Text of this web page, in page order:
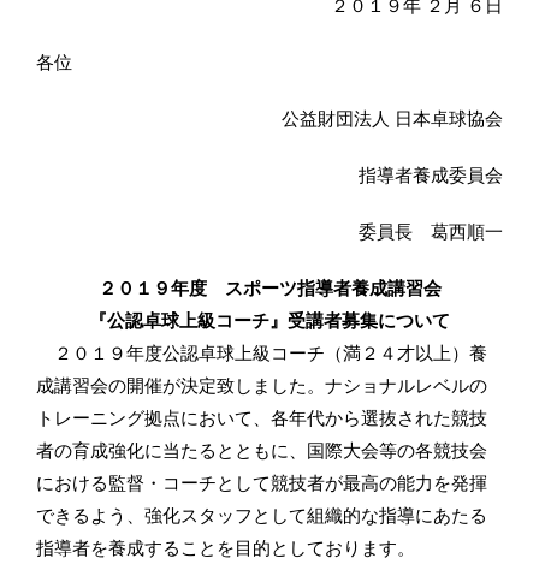
２０１９年 ２月 ６日
各位
公益財団法人 日本卓球協会
指導者養成委員会
委員長 葛西順一
２０１９年度 スポーツ指導者養成講習会
『公認卓球上級コーチ』受講者募集について
２０１９年度公認卓球上級コーチ（満２４才以上）養
成講習会の開催が決定致しました。ナショナルレベルの
トレーニング拠点において、各年代から選抜された競技
者の育成強化に当たるとともに、国際大会等の各競技会
における監督・コーチとして競技者が最高の能力を発揮
できるよう、強化スタッフとして組織的な指導にあたる
指導者を養成することを目的としております。